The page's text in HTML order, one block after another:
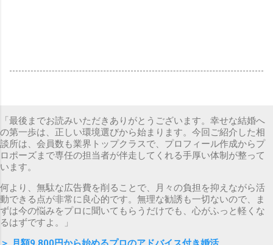
「最後までお読みいただきありがとうございます。幸せな結婚へ
の第一歩は、正しい環境選びから始まります。今回ご紹介した相
談所は、会員数も業界トップクラスで、プロフィール作成からプ
ロポーズまで専任の担当者が伴走してくれる手厚い体制が整って
います。
何より、無駄な広告費を削ることで、月々の負担を抑えながら活
動できる点が非常に良心的です。無理な勧誘も一切ないので、ま
ずは今の悩みをプロに聞いてもらうだけでも、心がふっと軽くな
るはずですよ。」